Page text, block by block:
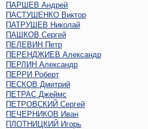
ПАРШЕВ Андрей
ПАСТУШЕНКО Виктор
ПАТРУШЕВ Николай
ПАШКОВ Сергей
ПЕЛЕВИН Петр
ПЕРЕНДЖИЕВ Александр
ПЕРЛИН Александр
ПЕРРИ Роберт
ПЕСКОВ Дмитрий
ПЕТРАС Джеймс
ПЕТРОВСКИЙ Сергей
ПЕЧЕРНИКОВ Иван
ПЛОТНИЦКИЙ Игорь